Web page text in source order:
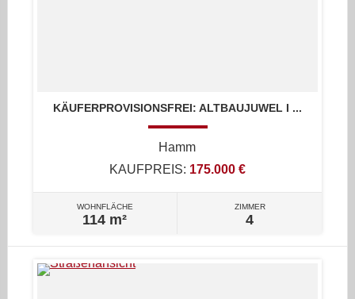
KÄUFERPROVISIONSFREI: ALTBAUJUWEL I ...
Hamm
KAUFPREIS: 175.000 €
WOHNFLÄCHE
114 m²
ZIMMER
4